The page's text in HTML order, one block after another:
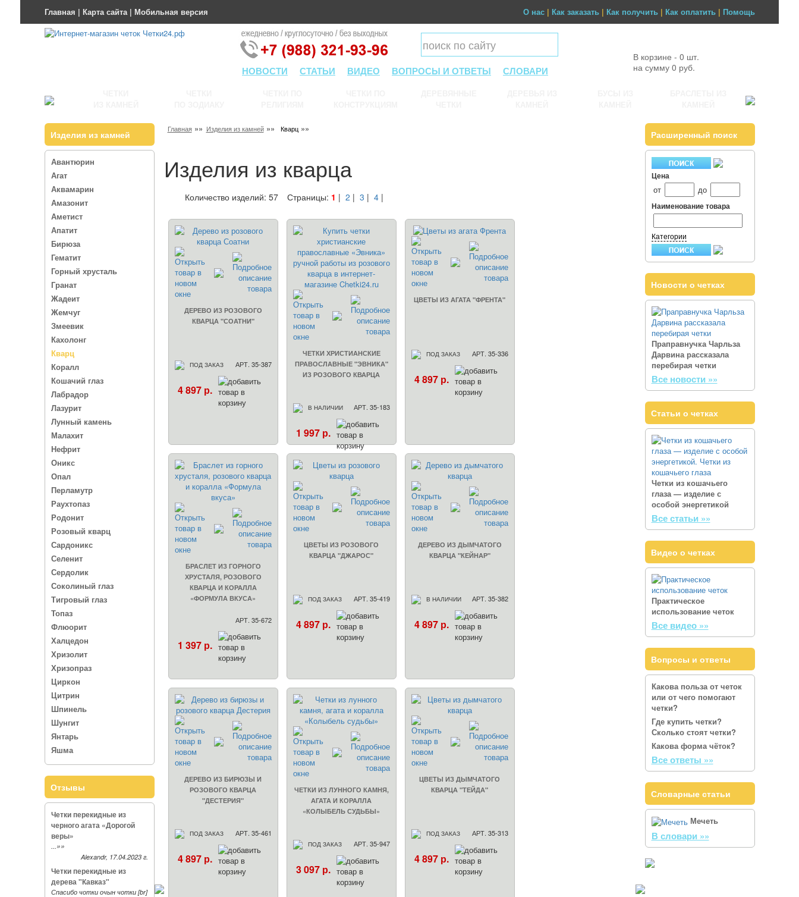
Главная | Карта сайта| Мобильная версия О нас| Как заказать| Как получить| Как оплатить| Помощь
НОВОСТИ СТАТЬИ ВИДЕО ВОПРОСЫ И ОТВЕТЫ СЛОВАРИ
В корзине - 0 шт.
на сумму 0 руб.
Изделия из камней
Авантюрин
Агат
Аквамарин
Амазонит
Аметист
Апатит
Бирюза
Гематит
Горный хрусталь
Гранат
Жадеит
Жемчуг
Змеевик
Кахолонг
Кварц
Коралл
Кошачий глаз
Лабрадор
Лазурит
Лунный камень
Малахит
Нефрит
Оникс
Опал
Перламутр
Раухтопаз
Родонит
Розовый кварц
Сардоникс
Селенит
Сердолик
Соколиный глаз
Тигровый глаз
Топаз
Флюорит
Халцедон
Хризолит
Хризопраз
Циркон
Цитрин
Шпинель
Шунгит
Янтарь
Яшма
Отзывы
Четки перекидные из
черного агата «Дорогой
веры»
...»»
Alexandr, 17.04.2023 г.
Четки перекидные из
дерева "Кавказ"
Спасибо чотки очын чотки [br]
Главная»» Изделия из камней»» Кварц»»
Изделия из кварца
Количество изделий: 57 Страницы: 1 | 2 | 3 | 4|
ДЕРЕВО ИЗ РОЗОВОГО
КВАРЦА "СОАТНИ"
ПОД ЗАКАЗ АРТ. 35-387
4 897 р.
ЧЕТКИ ХРИСТИАНСКИЕ
ПРАВОСЛАВНЫЕ "ЭВНИКА"
ИЗ РОЗОВОГО КВАРЦА
В НАЛИЧИИ АРТ. 35-183
1 997 р.
ЦВЕТЫ ИЗ АГАТА "ФРЕНТА"
ПОД ЗАКАЗ АРТ. 35-336
4 897 р.
БРАСЛЕТ ИЗ ГОРНОГО
ХРУСТАЛЯ, РОЗОВОГО
КВАРЦА И КОРАЛЛА
«ФОРМУЛА ВКУСА»
АРТ. 35-672
1 397 р.
ЦВЕТЫ ИЗ РОЗОВОГО
КВАРЦА "ДЖАРОС"
ПОД ЗАКАЗ АРТ. 35-419
4 897 р.
ДЕРЕВО ИЗ ДЫМЧАТОГО
КВАРЦА "КЕЙНАР"
В НАЛИЧИИ АРТ. 35-382
4 897 р.
ДЕРЕВО ИЗ БИРЮЗЫ И
РОЗОВОГО КВАРЦА
"ДЕСТЕРИЯ"
ПОД ЗАКАЗ АРТ. 35-461
4 897 р.
ЧЕТКИ ИЗ ЛУННОГО КАМНЯ,
АГАТА И КОРАЛЛА
«КОЛЫБЕЛЬ СУДЬБЫ»
ПОД ЗАКАЗ АРТ. 35-947
3 097 р.
ЦВЕТЫ ИЗ ДЫМЧАТОГО
КВАРЦА "ТЕЙДА"
ПОД ЗАКАЗ АРТ. 35-313
4 897 р.
Расширенный поиск
Цена
от до
Наименование товара
Категории
Новости о четках
Праправнучка Чарльза
Дарвина рассказала
перебирая четки
Все новости »»
Статьи о четках
Четки из кошачьего
глаза — изделие с
особой энергетикой
Все статьи »»
Видео о четках
Практическое
использование четок
Все видео »»
Вопросы и ответы
Какова польза от четок
или от чего помогают
четки?
Где купить четки?
Сколько стоят четки?
Какова форма чёток?
Все ответы »»
Словарные статьи
Мечеть
В словари »»